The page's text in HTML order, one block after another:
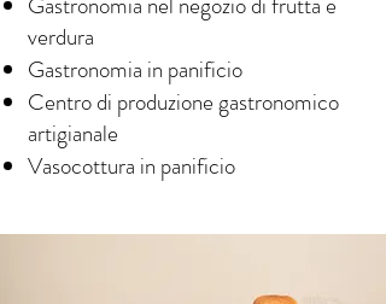
verdura
Gastronomia in panificio
Centro di produzione gastronomico
artigianale
Vasocottura in panificio